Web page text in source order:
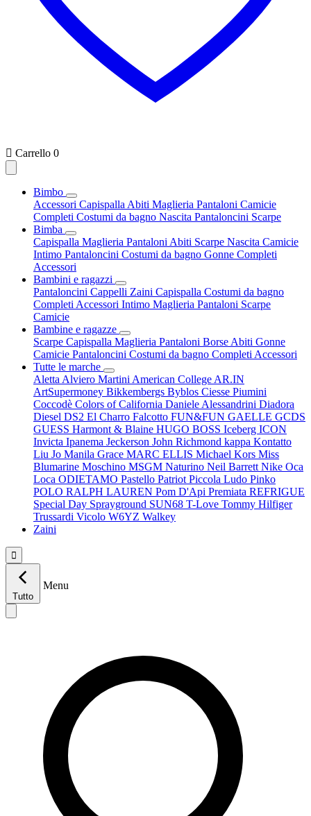
 Carrello 0
Bimbo
Accessori Capispalla Abiti Maglieria Pantaloni Camicie
Completi Costumi da bagno Nascita Pantaloncini Scarpe
Bimba
Capispalla Maglieria Pantaloni Abiti Scarpe Nascita Camicie
Intimo Pantaloncini Costumi da bagno Gonne Completi
Accessori
Bambini e ragazzi
Pantaloncini Cappelli Zaini Capispalla Costumi da bagno
Completi Accessori Intimo Maglieria Pantaloni Scarpe
Camicie
Bambine e ragazze
Scarpe Capispalla Maglieria Pantaloni Borse Abiti Gonne
Camicie Pantaloncini Costumi da bagno Completi Accessori
Tutte le marche
Aletta Alviero Martini American College AR.IN
ArtSupermoney Bikkembergs Byblos Ciesse Piumini
Coccodè Colors of California Daniele Alessandrini Diadora
Diesel DS2 El Charro Falcotto FUN&FUN GAELLE GCDS
GUESS Harmont & Blaine HUGO BOSS Iceberg ICON
Invicta Ipanema Jeckerson John Richmond kappa Kontatto
Liu Jo Manila Grace MARC ELLIS Michael Kors Miss
Blumarine Moschino MSGM Naturino Neil Barrett Nike Oca
Loca ODIETAMO Pastello Patriot Piccola Ludo Pinko
POLO RALPH LAUREN Pom D'Api Premiata REFRIGUE
Special Day Sprayground SUN68 T-Love Tommy Hilfiger
Trussardi Vicolo W6YZ Walkey
Zaini

Tutto
Menu